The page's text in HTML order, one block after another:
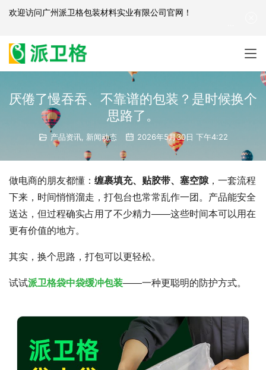
厌倦了慢吞吞、不靠谱的包装？是时候换个
思路了。
产品资讯, 新闻动态 2026年5月30日 下午4:22
做电商的朋友都懂： 缠裹填充、贴胶带、塞空隙，一套流程
下来，时间悄悄溜走，打包台也常常乱作一团。产品能安全
送达，但过程确实占用了不少精力——这些时间本可以用在
更有价值的地方。
其实，换个思路，打包可以更轻松。
试试派卫格袋中袋缓冲包装——一种更聪明的防护方式。
欢迎访问广州派卫格包装材料实业有限公司官网 ！